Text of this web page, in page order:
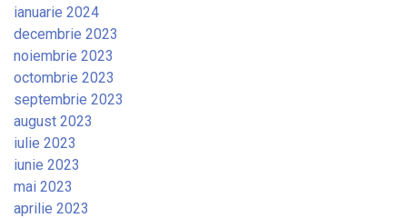
ianuarie 2024
decembrie 2023
noiembrie 2023
octombrie 2023
septembrie 2023
august 2023
iulie 2023
iunie 2023
mai 2023
aprilie 2023